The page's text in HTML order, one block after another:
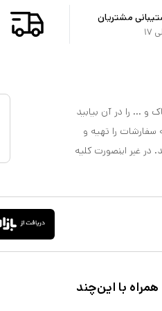
مشتریان
و ... را در آن بیابید
سفارشات را تهیه و
در غیر اینصورت کلیه
همراه با این‌چند